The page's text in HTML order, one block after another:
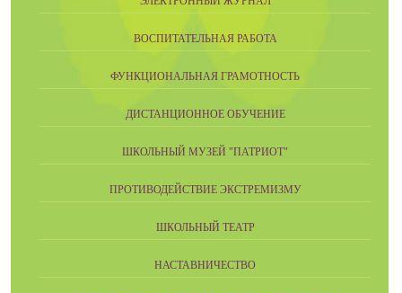
ВОСПИТАТЕЛЬНАЯ РАБОТА
ФУНКЦИОНАЛЬНАЯ ГРАМОТНОСТЬ
ДИСТАНЦИОННОЕ ОБУЧЕНИЕ
ШКОЛЬНЫЙ МУЗЕЙ "ПАТРИОТ"
ПРОТИВОДЕЙСТВИЕ ЭКСТРЕМИЗМУ
ШКОЛЬНЫЙ ТЕАТР
НАСТАВНИЧЕСТВО